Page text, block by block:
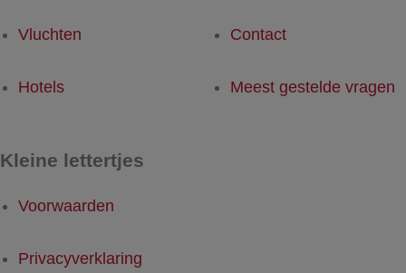
Vluchten
Hotels
Contact
Meest gestelde vragen
Kleine lettertjes
Voorwaarden
Privacyverklaring